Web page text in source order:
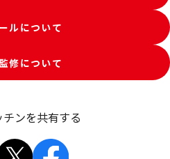
ルについて
修について
ンを共有する